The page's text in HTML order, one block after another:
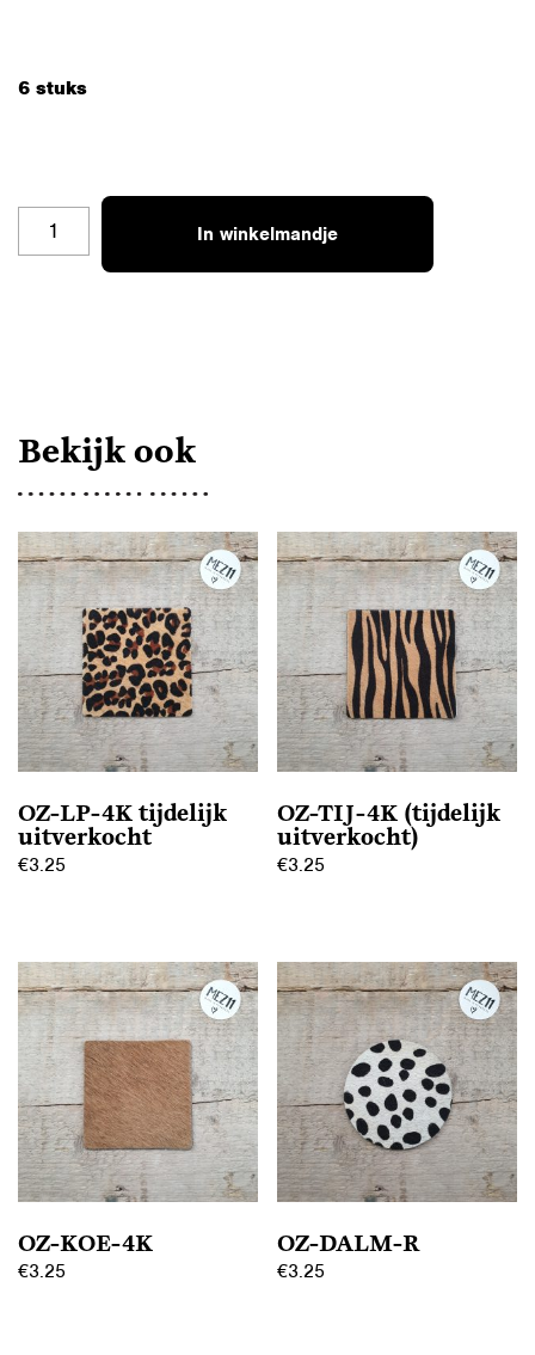
6 stuks
OZSET-
In winkelmandje
Bekijk ook
OZ-LP-4K tijdelijk
uitverkocht
€3.25
OZ-TIJ-4K (tijdelijk
uitverkocht)
€3.25
OZ-KOE-4K
€3.25
OZ-DALM-R
€3.25